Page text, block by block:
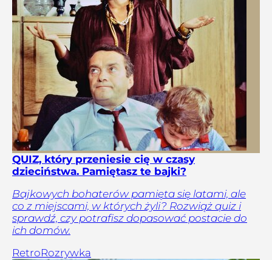
QUIZ, który przeniesie cię w czasy
dzieciństwa. Pamiętasz te bajki?
Bajkowych bohaterów pamięta się latami, ale
co z miejscami, w których żyli? Rozwiąż quiz i
sprawdź, czy potrafisz dopasować postacie do
ich domów.
RetroRozrywka